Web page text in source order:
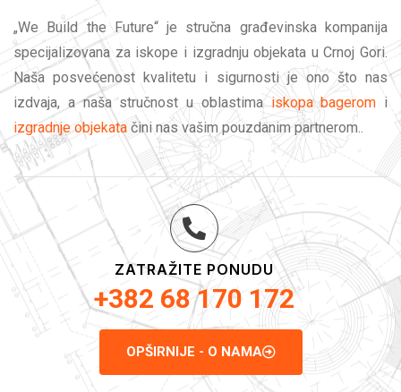
„We Build the Future“ je stručna građevinska kompanija
specijalizovana za iskope i izgradnju objekata u Crnoj Gori.
Naša posvećenost kvalitetu i sigurnosti je ono što nas
izdvaja, a naša stručnost u oblastimaiskopa bagerom i
izgradnje objekata čini nas vašim pouzdanim partnerom..
ZATRAŽITE PONUDU
+382 68 170 172
OPŠIRNIJE - O NAMA